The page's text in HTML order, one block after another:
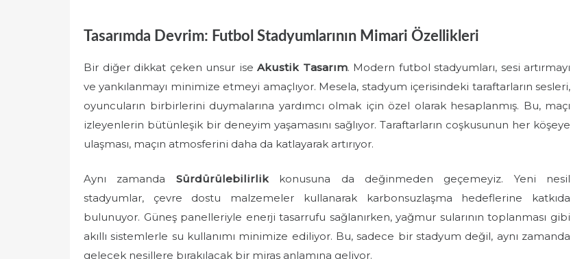
Tasarımda Devrim: Futbol Stadyumlarının Mimari Özellikleri
Bir diğer dikkat çeken unsur ise Akustik Tasarım. Modern futbol stadyumları, sesi artırmayı
ve yankılanmayı minimize etmeyi amaçlıyor. Mesela, stadyum içerisindeki taraftarların sesleri,
oyuncuların birbirlerini duymalarına yardımcı olmak için özel olarak hesaplanmış. Bu, maçı
izleyenlerin bütünleşik bir deneyim yaşamasını sağlıyor. Taraftarların coşkusunun her köşeye
ulaşması, maçın atmosferini daha da katlayarak artırıyor.
Aynı zamanda Sürdürülebilirlikkonusuna da değinmeden geçemeyiz. Yeni nesil
stadyumlar, çevre dostu malzemeler kullanarak karbonsuzlaşma hedeflerine katkıda
bulunuyor. Güneş panelleriyle enerji tasarrufu sağlanırken, yağmur sularının toplanması gibi
akıllı sistemlerle su kullanımı minimize ediliyor. Bu, sadece bir stadyum değil, aynı zamanda
gelecek nesillere bırakılacak bir miras anlamına geliyor.